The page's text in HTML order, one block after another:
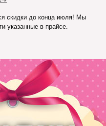
скидки до конца июля! Мы
указанные в прайсе.